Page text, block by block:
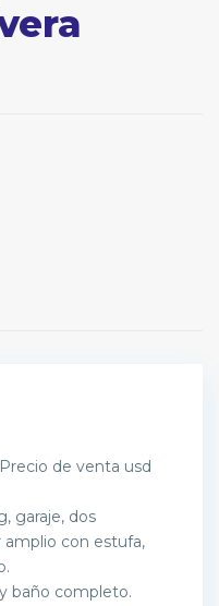
de venta usd
garaje, dos
con estufa,
baño completo.